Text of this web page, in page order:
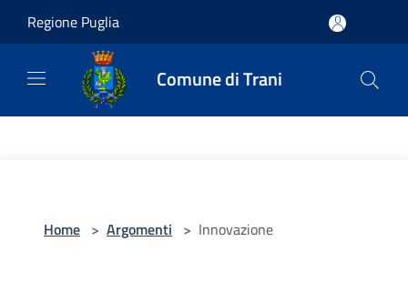
Regione Puglia
Comune di Trani
Home > Argomenti > Innovazione